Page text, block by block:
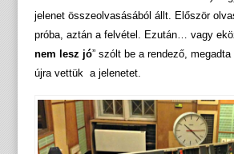
jelenet összeolvasásából állt. Először
próba, aztán a felvétel. Ezután… vagy
nem lesz jó” szólt be a rendező,
újra vettük a jelenetet.